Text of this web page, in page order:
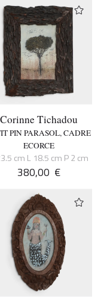
Corinne Tichadou
PIN PARASOL, CADRE
ECORCE
cm L 18.5 cm P 2 cm
380,00 €